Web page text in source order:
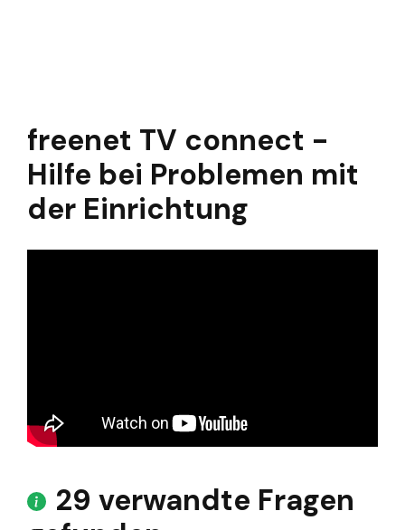
freenet TV connect -
Hilfe bei Problemen mit
der Einrichtung
29 verwandte Fragen